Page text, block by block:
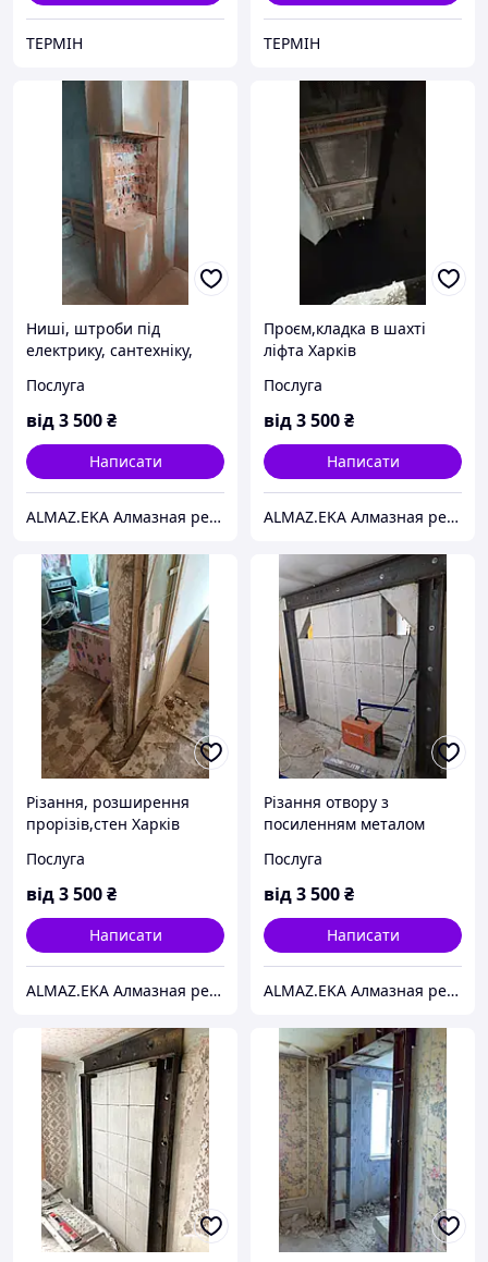
ТЕРМІН ТЕРМІН
Ниші, штроби під
електрику, сантехніку,
Послуга
від3 500₴
Написати
ALMAZ.EKA Алмазная резка бетона,проемов,стен.Усиление проемов металлом.Демонтаж.Сверление отверстий.
Проєм,кладка в шахті
ліфта Харків
Послуга
від3 500₴
Написати
ALMAZ.EKA Алмазная резка бетона,проемов,стен.Усиление проемов металлом.Демонтаж.Сверление отверстий.
Різання, розширення
прорізів,стен Харків
Послуга
від3 500₴
Написати
ALMAZ.EKA Алмазная резка бетона,проемов,стен.Усиление проемов металлом.Демонтаж.Сверление отверстий.
Різання отвору з
посиленням металом
Послуга
від3 500₴
Написати
ALMAZ.EKA Алмазная резка бетона,проемов,стен.Усиление проемов металлом.Демонтаж.Сверление отверстий.